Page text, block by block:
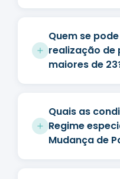
Quem se
realização de
maiores de
Quais as
Regime
Mudança de